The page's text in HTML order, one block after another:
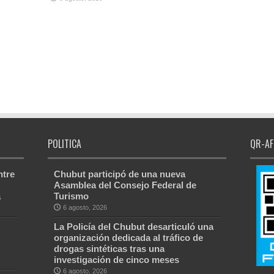
POLITICA
Chubut participó de una nueva
Asamblea del Consejo Federal de
Turismo
6 agosto, 2026
La Policía del Chubut desarticuló una
organización dedicada al tráfico de
drogas sintéticas tras una
investigación de cinco meses
6 agosto, 2026
QR-